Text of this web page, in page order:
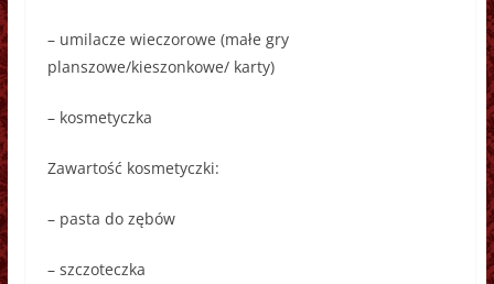
– umilacze wieczorowe (małe gry
planszowe/kieszonkowe/ karty)
– kosmetyczka
Zawartość kosmetyczki:
– pasta do zębów
– szczoteczka